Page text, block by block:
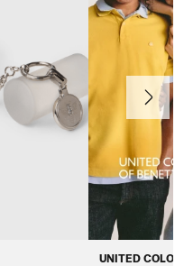
UNITED
Suivant